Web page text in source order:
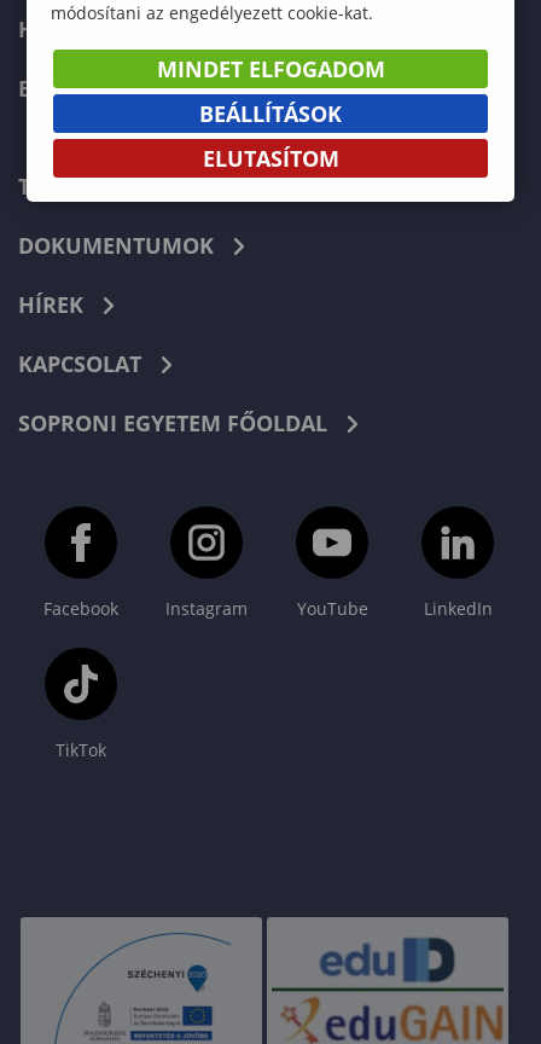
HALLGATÓKNAK
ERASMUS+
TELEFONKÖNYV
DOKUMENTUMOK
HÍREK
KAPCSOLAT
SOPRONI EGYETEM FŐOLDAL
Facebook Instagram YouTube LinkedIn
TikTok
módosítani az engedélyezett cookie-kat.
MINDET ELFOGADOM
BEÁLLÍTÁSOK
ELUTASÍTOM